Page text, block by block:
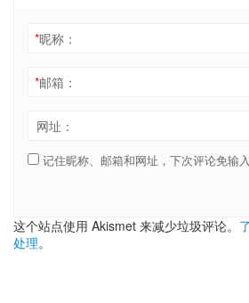
*昵称：
*邮箱：
网址：
记住昵称、邮箱和网址，下次评论免输入
这个站点使用 Akismet 来减少垃圾评论。
处理。